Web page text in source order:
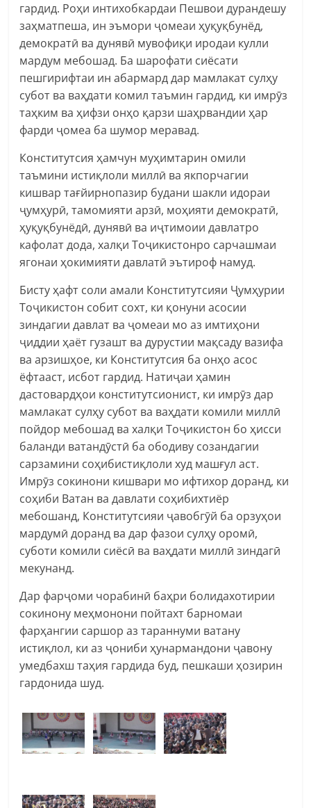
гардид. Роҳи интихобкардаи Пешвои дурандешу
заҳматпеша, ин эъмори ҷомеаи ҳуқуқбунёд,
демократӣ ва дунявӣ мувофиқи иродаи кулли
мардум мебошад. Ба шарофати сиёсати
пешгирифтаи ин абармард дар мамлакат сулҳу
субот ва ваҳдати комил таъмин гардид, ки имрӯз
таҳким ва ҳифзи онҳо қарзи шаҳрвандии ҳар
фарди ҷомеа ба шумор меравад.
Конститутсия ҳамчун муҳимтарин омили
таъмини истиқлоли миллӣ ва якпорчагии
кишвар тағйирнопазир будани шакли идораи
ҷумҳурӣ, тамомияти арзӣ, моҳияти демократӣ,
ҳуқуқбунёдӣ, дунявӣ ва иҷтимоии давлатро
кафолат дода, халқи Тоҷикистонро сарчашмаи
ягонаи ҳокимияти давлатӣ эътироф намуд.
Бисту ҳафт соли амали Конститутсияи Ҷумҳурии
Тоҷикистон собит сохт, ки қонуни асосии
зиндагии давлат ва ҷомеаи мо аз имтиҳони
ҷиддии ҳаёт гузашт ва дурустии мақсаду вазифа
ва арзишҳое, ки Конститутсия ба онҳо асос
ёфтааст, исбот гардид. Натиҷаи ҳамин
дастовардҳои конститутсионист, ки имрӯз дар
мамлакат сулҳу субот ва ваҳдати комили миллӣ
пойдор мебошад ва халқи Тоҷикистон бо ҳисси
баланди ватандӯстӣ ба ободиву созандагии
сарзамини соҳибистиқлоли худ машғул аст.
Имрӯз сокинони кишвари мо ифтихор доранд, ки
соҳиби Ватан ва давлати соҳибихтиёр
мебошанд, Конститутсияи ҷавобгӯй ба орзуҳои
мардумӣ доранд ва дар фазои сулҳу оромӣ,
суботи комили сиёсӣ ва ваҳдати миллӣ зиндагӣ
мекунанд.
Дар фарҷоми чорабинӣ баҳри болидахотирии
сокинону меҳмонони пойтахт барномаи
фарҳангии саршор аз тараннуми ватану
истиқлол, ки аз ҷониби ҳунармандони ҷавону
умедбахш таҳия гардида буд, пешкаши ҳозирин
гардонида шуд.